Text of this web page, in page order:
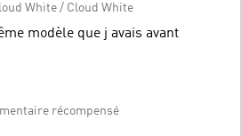
White / Cloud White
modèle que j avais avant
récompensé